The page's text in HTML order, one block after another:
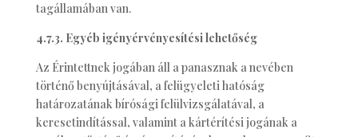
tagállamában van.
4.7.3. Egyéb igényérvényesítési lehetőség
Az Érintettnek jogában áll a panasznak a nevében
történő benyújtásával, a felügyeleti hatóság
határozatának bírósági felülvizsgálatával, a
keresetindítással, valamint a kártérítési jogának a